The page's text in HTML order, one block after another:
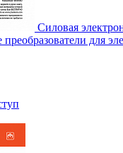
Силовая
для